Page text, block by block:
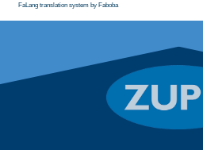
FaLang translation system by Faboba